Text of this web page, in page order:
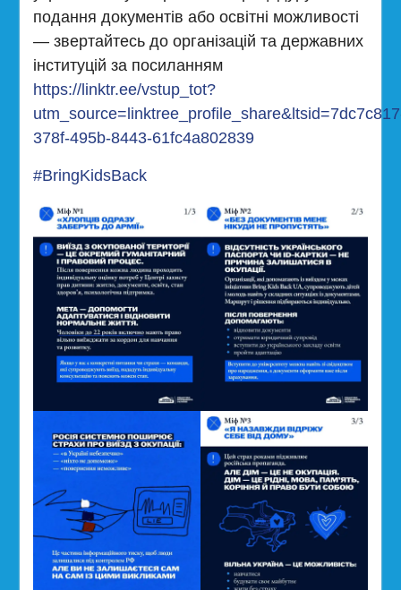
подання документів або освітні можливості
— звертайтесь до організацій та державних
інституцій за посиланням
https://linktr.ee/vstup_tot?
378f-495b-8443-61fc4a802839
#BringKidsBack